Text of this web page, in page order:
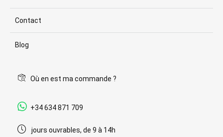
Contact
Blog
Où en est ma commande ?
+34 634 871 709
jours ouvrables, de 9 à 14h